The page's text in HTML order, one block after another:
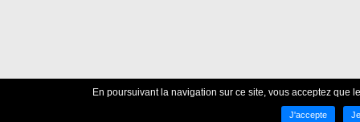
En poursuivant la navigation sur ce site, vous acceptez que
J'accepte